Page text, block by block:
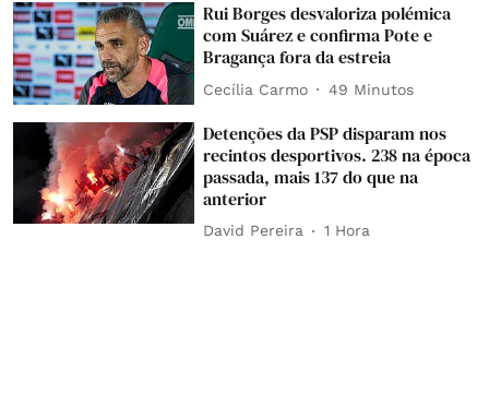
Rui Borges desvaloriza polémica
com Suárez e confirma Pote e
Bragança fora da estreia
Cecília Carmo 49 Minutos
Detenções da PSP disparam nos
recintos desportivos. 238 na época
passada, mais 137 do que na
anterior
David Pereira 1 Hora